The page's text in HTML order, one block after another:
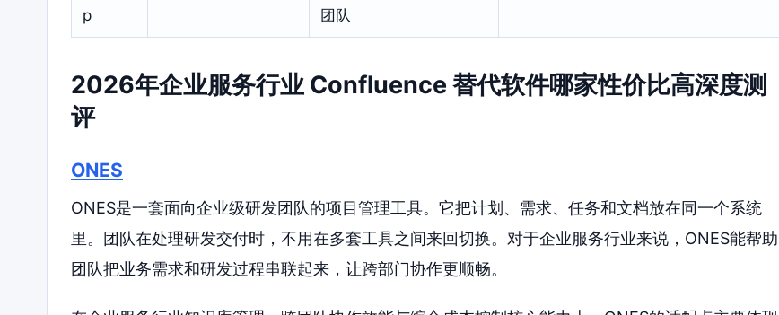
p
团队
2026年企业服务行业 Confluence 替代软件哪家性价比高深度测
评
ONES
ONES是一套面向企业级研发团队的项目管理工具。它把计划、需求、任务和文档放在同一个系统
里。团队在处理研发交付时，不用在多套工具之间来回切换。对于企业服务行业来说，ONES能帮助
团队把业务需求和研发过程串联起来，让跨部门协作更顺畅。